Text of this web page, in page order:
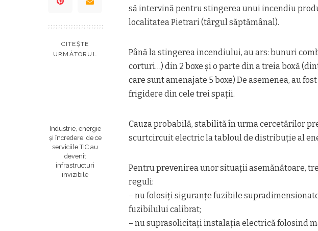
CITEȘTE
URMĂTORUL
Industrie, energie
și încredere: de ce
serviciile TIC au
devenit
infrastructuri
invizibile
să intervină pentru stingerea unui incendiu
localitatea Pietrari (târgul săptămânal).
Până la stingerea incendiului, au ars: bunuri
corturi…) din 2 boxe și o parte din a treia boxă
care sunt amenajate 5 boxe) De asemenea, au
frigidere din cele trei spații.
Cauza probabilă, stabilită în urma cercetărilor
scurtcircuit electric la tabloul de distribuție al
Pentru prevenirea unor situaţii asemănătoare,
reguli:
– nu folosiţi siguranţe fuzibile
fuzibilului calibrat;
– nu suprasolicitaţi instalaţia electrică folosind